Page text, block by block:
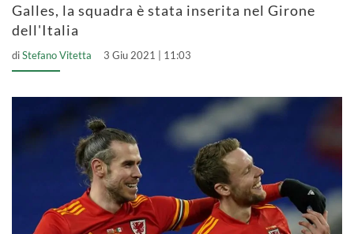
Galles, la squadra è stata inserita nel Girone
dell'Italia
diStefano Vitetta 3 Giu 2021 | 11:03